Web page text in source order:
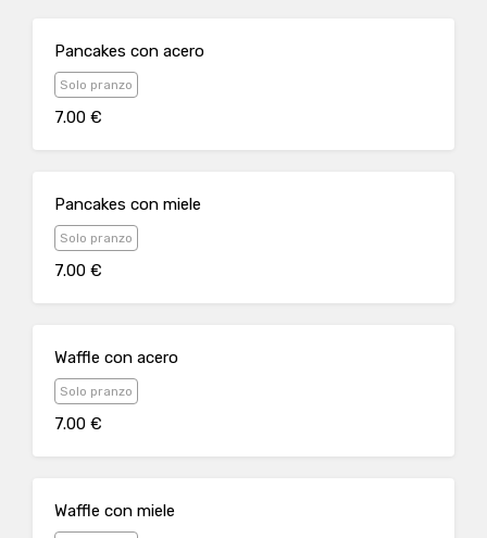
Pancakes con acero
Solo pranzo
7.00 €
Pancakes con miele
Solo pranzo
7.00 €
Waffle con acero
Solo pranzo
7.00 €
Waffle con miele